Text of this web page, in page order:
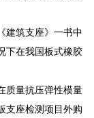
建筑支座》一书中
下在我国板式橡胶
质量抗压弹性模量
支座检测项目外购